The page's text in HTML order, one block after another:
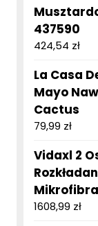
437590
424,54 zł
La Casa
Mayo
Cactus
79,99 zł
Vidaxl 2
Mikrofibra
1608,99 zł